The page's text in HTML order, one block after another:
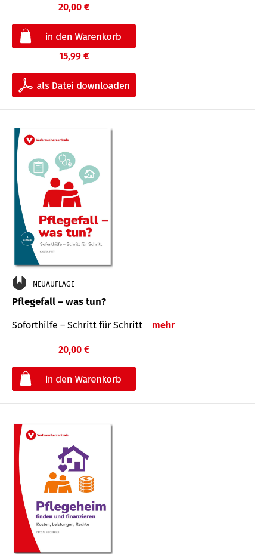
20,00 €
15,99 €
NEUAUFLAGE
Pflegefall – was tun?
Soforthilfe – Schritt für Schritt mehr
20,00 €